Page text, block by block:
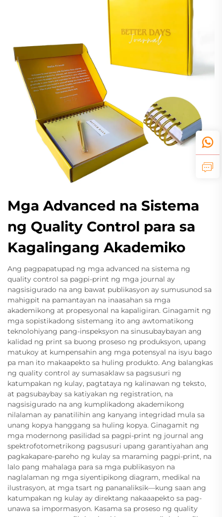
Mga Advanced na Sistema
ng Quality Control para sa
Kagalingang Akademiko
Ang pagpapatupad ng mga advanced na sistema ng
quality control sa pagpi-print ng mga journal ay
nagsisigurado na ang bawat publikasyon ay sumusunod sa
mahigpit na pamantayan na inaasahan sa mga
akademikong at propesyonal na kapaligiran. Ginagamit ng
mga sopistikadong sistemang ito ang awtomatikong
teknolohiyang pang-inspeksyon na sinusubaybayan ang
kalidad ng print sa buong proseso ng produksyon, upang
matukoy at kumpensahin ang mga potensyal na isyu bago
pa man ito makaapekto sa huling produkto. Ang balangkas
ng quality control ay sumasaklaw sa pagsusuri ng
katumpakan ng kulay, pagtataya ng kalinawan ng teksto,
at pagsubaybay sa katiyakan ng registration, na
nagsisigurado na ang kumplikadong akademikong
nilalaman ay panatilihin ang kanyang integridad mula sa
unang kopya hanggang sa huling kopya. Ginagamit ng
mga modernong pasilidad sa pagpi-print ng journal ang
spektrofotometrikong pagsusuri upang garantiyahan ang
pagkakapare-pareho ng kulay sa maraming pagpi-print, na
lalo pang mahalaga para sa mga publikasyon na
naglalaman ng mga siyentipikong diagram, medikal na
ilustrasyon, at mga tsart ng pananaliksik—kung saan ang
katumpakan ng kulay ay direktang nakaaapekto sa pag-
unawa sa impormasyon. Kasama sa proseso ng quality